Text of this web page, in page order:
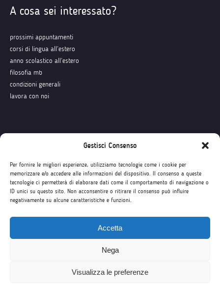
Gestisci Consenso
Per fornire le migliori esperienze, utilizziamo tecnologie come i cookie per
memorizzare e/o accedere alle informazioni del dispositivo. Il consenso a queste
tecnologie ci permetterà di elaborare dati come il comportamento di navigazione o
ID unici su questo sito. Non acconsentire o ritirare il consenso può influire
negativamente su alcune caratteristiche e funzioni.
Accetta
Nega
Visualizza le preferenze
A cosa sei interessato?
prossimi appuntamenti
corsi di lingua all’estero
anno scolastico all’estero
filosofia mb
condizioni generali
lavora con noi